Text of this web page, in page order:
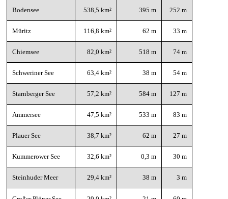
Bodensee 538,5 km² 395 m 252 m
Müritz 116,8 km² 62 m 33 m
Chiemsee 82,0 km² 518 m 74 m
Schweriner See 63,4 km² 38 m 54 m
Starnberger See 57,2 km² 584 m 127 m
Ammersee 47,5 km² 533 m 83 m
Plauer See 38,7 km² 62 m 27 m
Kummerower See 32,6 km² 0,3 m 30 m
Steinhuder Meer 29,4 km² 38 m 3 m